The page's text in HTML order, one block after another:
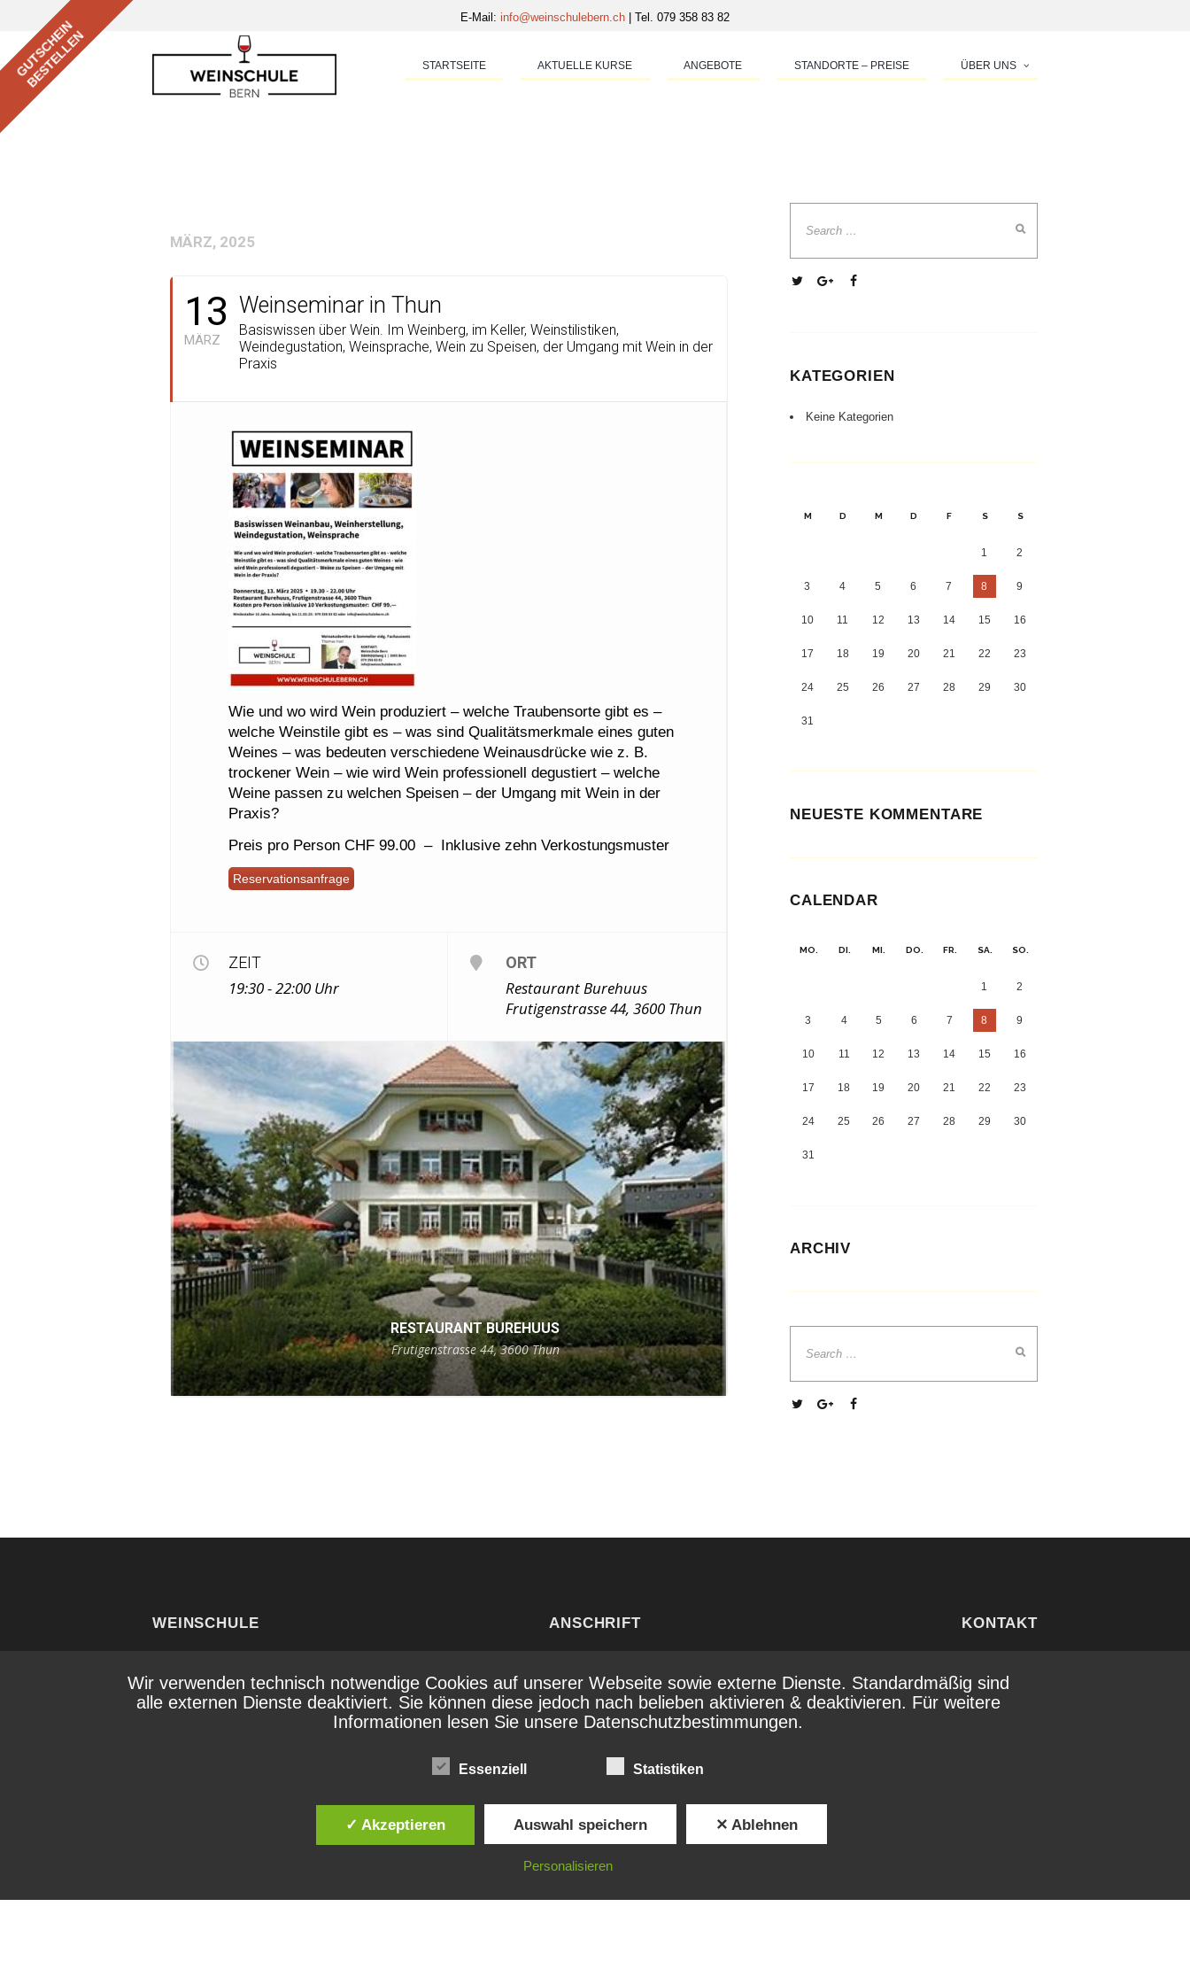
E-Mail: info@weinschulebern.ch | Tel. 079 358 83 82
GUTSCHEIN
BESTELLEN STARTSEITE AKTUELLE KURSE ANGEBOTE STANDORTE – PREISE ÜBER UNS
MÄRZ, 2025
13
MÄRZ
Weinseminar in Thun
Basiswissen über Wein. Im Weinberg, im Keller, Weinstilistiken,
Weindegustation, Weinsprache, Wein zu Speisen, der Umgang mit Wein in der
Praxis
Wie und wo wird Wein produziert – welche Traubensorte gibt es –
welche Weinstile gibt es – was sind Qualitätsmerkmale eines guten
Weines – was bedeuten verschiedene Weinausdrücke wie z. B.
trockener Wein – wie wird Wein professionell degustiert – welche
Weine passen zu welchen Speisen – der Umgang mit Wein in der
Praxis?
Preis pro Person CHF 99.00 – Inklusive zehn Verkostungsmuster
Reservationsanfrage
ZEIT
19:30 - 22:00
ORT
Restaurant Burehuus
Frutigenstrasse 44, 3600 Thun
RESTAURANT BUREHUUS
Frutigenstrasse 44, 3600 Thun
KATEGORIEN
Keine Kategorien
M D M D F S S
1 2
3 4 5 6 7 8 9
10 11 12 13 14 15 16
17 18 19 20 21 22 23
24 25 26 27 28 29 30
31
NEUESTE KOMMENTARE
CALENDAR
MO. DI. MI. DO. FR. SA. SO.
1 2
3 4 5 6 7 8 9
10 11 12 13 14 15 16
17 18 19 20 21 22 23
24 25 26 27 28 29 30
31
ARCHIV
WEINSCHULE
Seminare über Wein und
Spirituosen für Einsteiger und
ANSCHRIFT
Dählhölzliweg 1
3005 Bern
KONTAKT
079 358 83 82
info@weinschulebern.ch
© Weinschule Bern 2026 |Impressum
Wir verwenden technisch notwendige Cookies auf unserer Webseite sowie externe Dienste. Standardmäßig sind
alle externen Dienste deaktiviert. Sie können diese jedoch nach belieben aktivieren & deaktivieren. Für weitere
Informationen lesen Sie unsere Datenschutzbestimmungen.
Essenziell Statistiken
✓ Akzeptieren Auswahl speichern ✕ Ablehnen
Personalisieren